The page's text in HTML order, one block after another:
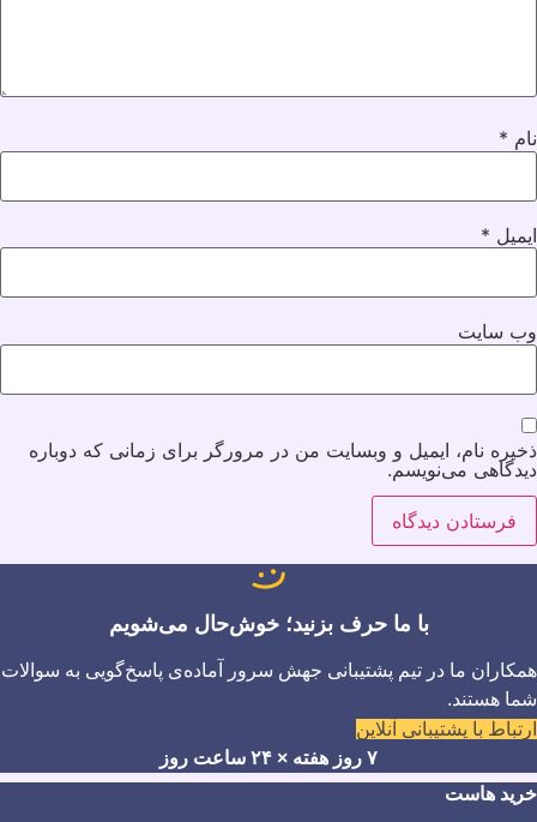
نام *
ایمیل *
وب‌ سایت
ذخیره نام، ایمیل و وبسایت من در مرورگر برای زمانی که دوباره
دیدگاهی می‌نویسم.
با ما حرف بزنید؛ خوش‌حال می‌شویم
همکاران ما در تیم پشتیبانی جهش سرور آماده‌ی پاسخ‌گویی به سوالات
شما هستند.
ارتباط با پشتیبانی آنلاین
۷ روز هفته × ۲۴ ساعت روز
خرید هاست